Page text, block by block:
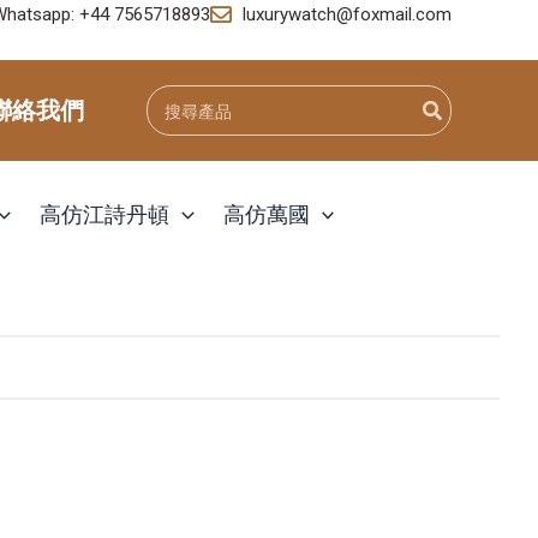
+44 7565718893 luxurywatch@foxmail.com
絡我們
Search
for:
高仿江詩丹頓 高仿萬國